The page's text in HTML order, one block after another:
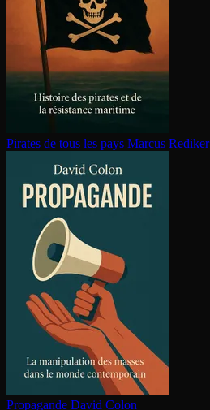
Pirates de tous les pays Marcus Rediker
Propagande David Colon